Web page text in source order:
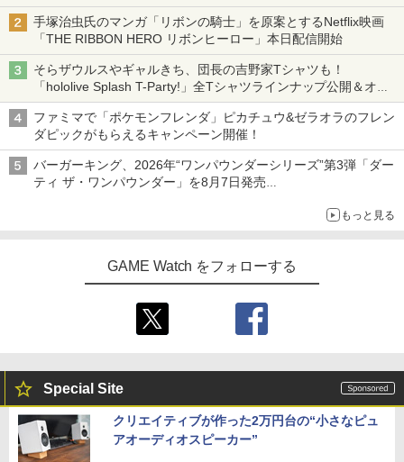
ニンテンドーeショップでは「大神 絶景版」が67%オフで990円
手塚治虫氏のマンガ「リボンの騎士」を原案とするNetflix映画
「THE RIBBON HERO リボンヒーロー」本日配信開始
そらザウルスやギャルきち、団長の吉野家Tシャツも！
「hololive Splash T-Party!」全Tシャツラインナップ公開＆オン
ライン販売開始
ファミマで「ポケモンフレンダ」ピカチュウ&ゼラオラのフレン
ダピックがもらえるキャンペーン開催！
バーガーキング、2026年“ワンパウンダーシリーズ”第3弾「ダー
ティ ザ・ワンパウンダー」を8月7日発売
もっと見る
GAME Watch をフォローする
Special Site
クリエイティブが作った2万円台の“小さなピュ
アオーディオスピーカー”